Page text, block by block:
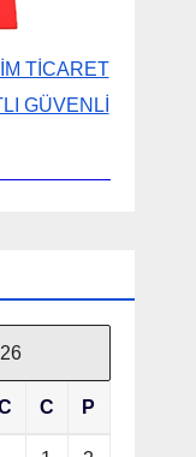
TİCARET
GÜVENLİ
C P